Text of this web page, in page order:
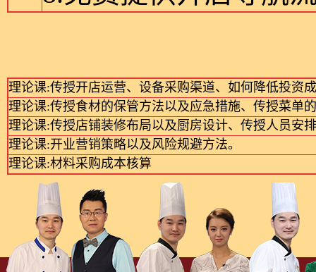
理论课:传授开店运营、设备采购渠道、如何降低投资
理论课:传授食材的保管方法以及应急措施、传授菜单
理论课:传授店铺装修布局以及厨房设计、传授人员安
理论课:开业营销策略以及风险规避方法。
理论课:材料采购成本核算